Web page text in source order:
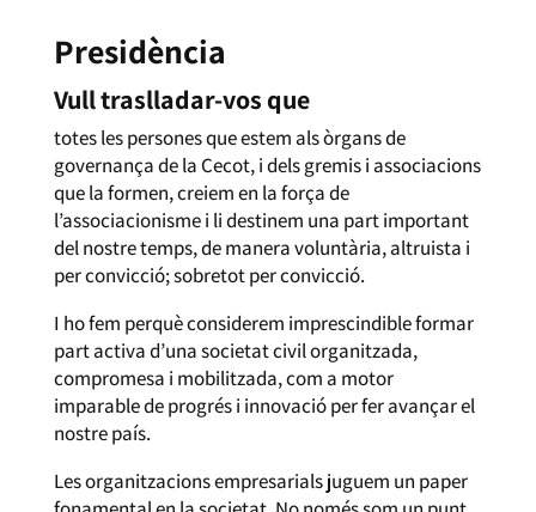
Presidència
Vull traslladar-vos que
totes les persones que estem als òrgans de
governança de la Cecot, i dels gremis i associacions
que la formen, creiem en la força de
l’associacionisme i li destinem una part important
del nostre temps, de manera voluntària, altruista i
per convicció; sobretot per convicció.
I ho fem perquè considerem imprescindible formar
part activa d’una societat civil organitzada,
compromesa i mobilitzada, com a motor
imparable de progrés i innovació per fer avançar el
nostre país.
Les organitzacions empresarials juguem un paper